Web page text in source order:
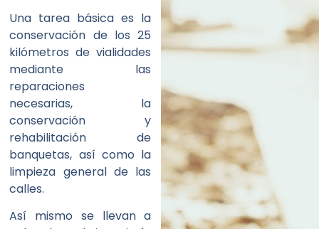
Una tarea básica es la
conservación de los 25
kilómetros de vialidades
mediante las
reparaciones
necesarias, la
conservación y
rehabilitación de
banquetas, así como la
limpieza general de las
calles.
Así mismo se llevan a